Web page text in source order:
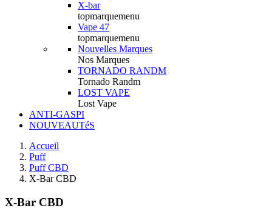
X-bar
topmarquemenu
Vape 47
topmarquemenu
Nouvelles Marques
Nos Marques
TORNADO RANDM
Tornado Randm
LOST VAPE
Lost Vape
ANTI-GASPI
NOUVEAUTéS
Accueil
Puff
Puff CBD
X-Bar CBD
X-Bar CBD